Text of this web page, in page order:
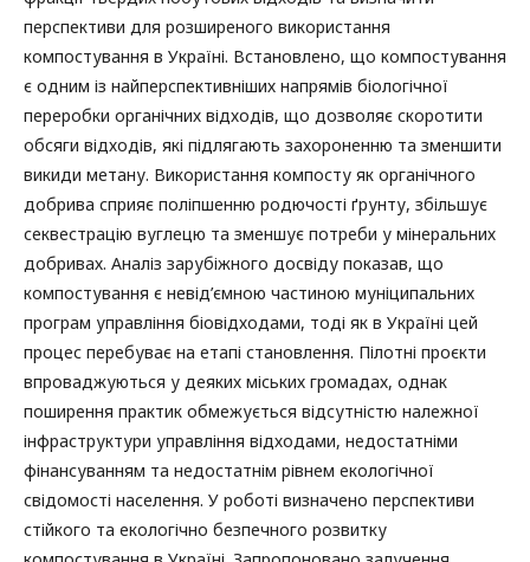
перспективи для розширеного використання
компостування в Україні. Встановлено, що компостування
є одним із найперспективніших напрямів біологічної
переробки органічних відходів, що дозволяє скоротити
обсяги відходів, які підлягають захороненню та зменшити
викиди метану. Використання компосту як органічного
добрива сприяє поліпшенню родючості ґрунту, збільшує
секвестрацію вуглецю та зменшує потреби у мінеральних
добривах. Аналіз зарубіжного досвіду показав, що
компостування є невід’ємною частиною муніципальних
програм управління біовідходами, тоді як в Україні цей
процес перебуває на етапі становлення. Пілотні проєкти
впроваджуються у деяких міських громадах, однак
поширення практик обмежується відсутністю належної
інфраструктури управління відходами, недостатніми
фінансуванням та недостатнім рівнем екологічної
свідомості населення. У роботі визначено перспективи
стійкого та екологічно безпечного розвитку